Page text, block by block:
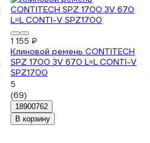
1 155 ₽
Клиновой ремень CONTITECH
SPZ 1700 3V 670 L=L CONTI-V
SPZ1700
5
(69)
18900762
В корзину